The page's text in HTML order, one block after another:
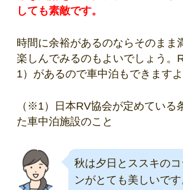
しても素敵です。
時間に余裕があるのならそのまま
楽しんでみるのもよいでしょう
1）があるので車中泊もできますよ
（※1）日本RV協会が定めている
た車中泊施設のこと
秋は夕日とススキの
ンがとても美しいで